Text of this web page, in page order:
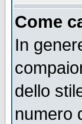
Come
In
dello
numero